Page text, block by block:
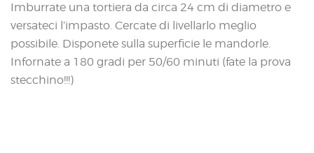
Imburrate una tortiera da circa 24 cm di diametro e
versateci l’impasto. Cercate di livellarlo meglio
possibile. Disponete sulla superficie le mandorle.
Infornate a 180 gradi per 50/60 minuti (fate la prova
stecchino!!!)